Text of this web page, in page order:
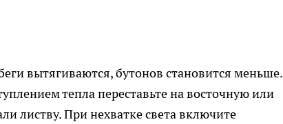
вытягиваются, бутонов становится меньше.
тепла переставьте на восточную или
листву. При нехватке света включите